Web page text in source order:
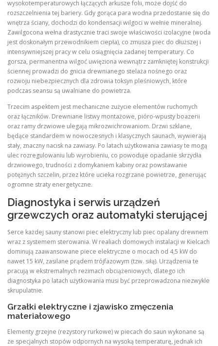
wysokotemperaturowych łączących arkusze folii, może dojść do
rozszczelnienia tej bariery. Gdy gorąca para wodna przedostanie się do
wnętrza ściany, dochodzi do kondensacji wilgoci w wełnie mineralnej.
Zawilgocona wełna drastycznie traci swoje właściwości izolacyjne (woda
jest doskonałym przewodnikiem ciepła), co zmusza piec do dłuższej i
intensywniejszej pracy w celu osiągnięcia zadanej temperatury. Co
gorsza, permanentna wilgoć uwięziona wewnątrz zamkniętej konstrukcji
ściennej prowadzi do gnicia drewnianego stelaża nośnego oraz
rozwoju niebezpiecznych dla zdrowia toksyn pleśniowych, które
podczas seansu są uwalniane do powietrza.
Trzecim aspektem jest mechaniczne zużycie elementów ruchomych
oraz łączników. Drewniane listwy montażowe, pióro-wpusty boazerii
oraz ramy drzwiowe ulegają mikrozwichrowaniom. Drzwi szklane,
będące standardem w nowoczesnych i klasycznych saunach, wywierają
stały, znaczny nacisk na zawiasy. Po latach użytkowania zawiasy te mogą
ulec rozregulowaniu lub wyrobieniu, co powoduje opadanie skrzydła
drzwiowego, trudności z domykaniem kabiny oraz powstawanie
potężnych szczelin, przez które ucieka rozgrzane powietrze, generując
ogromne straty energetyczne.
Diagnostyka i serwis urządzeń
grzewczych oraz automatyki sterującej
Serce każdej sauny stanowi piec elektryczny lub piec opalany drewnem
wraz z systemem sterowania. W realiach domowych instalacji w Kielcach
dominują zaawansowane piece elektryczne o mocach od 4,5 kW do
nawet 15 kW, zasilane prądem trójfazowym (tzw. siłą). Urządzenia te
pracują w ekstremalnych reżimach obciążeniowych, dlatego ich
diagnostyka po latach użytkowania musi być przeprowadzona niezwykle
skrupulatnie.
Grzałki elektryczne i zjawisko zmęczenia
materiałowego
Elementy grzejne (rezystory rurkowe) w piecach do saun wykonane są
ze specjalnych stopów odpornych na wysoką temperaturę, jednak ich